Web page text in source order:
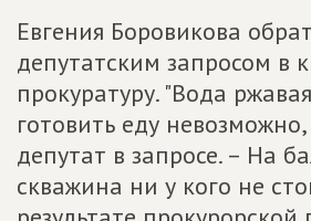
Евгения Боровикова
депутатским запросом в
прокуратуру. "Вода
готовить еду
депутат в запросе. – На
скважина ни у кого не